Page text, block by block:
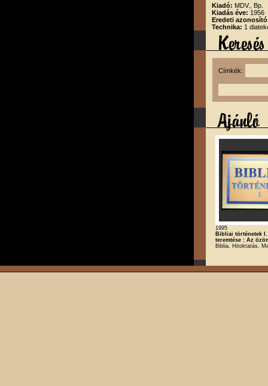
Kiadó: MDV., Bp.
Kiadás éve: 1956
Eredeti
Technika: 1
Címkék:
1995
Bibliai történetek
teremtése : Az
Biblia, Hitoktatás,